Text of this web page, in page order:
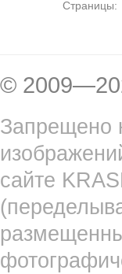
Страницы:
©
Запрещено
сайте